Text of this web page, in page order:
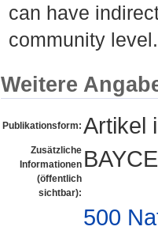
can have
community level.
Weitere
Publikationsform: Artikel
Zusätzliche
Informationen
(öffentlich
sichtbar):
500